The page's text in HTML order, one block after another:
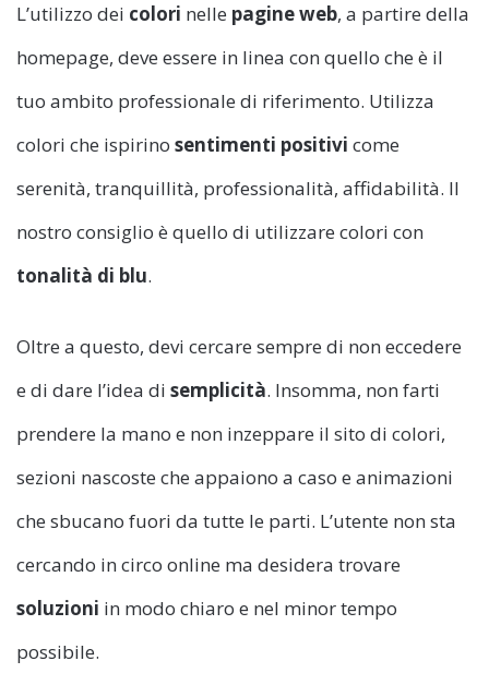
L’utilizzo dei colori nelle pagine web, a partire della
homepage, deve essere in linea con quello che è il
tuo ambito professionale di riferimento. Utilizza
colori che ispirino sentimenti positivi come
serenità, tranquillità, professionalità, affidabilità. Il
nostro consiglio è quello di utilizzare colori con
tonalità di blu.
Oltre a questo, devi cercare sempre di non eccedere
e di dare l’idea di semplicità. Insomma, non farti
prendere la mano e non inzeppare il sito di colori,
sezioni nascoste che appaiono a caso e animazioni
che sbucano fuori da tutte le parti. L’utente non sta
cercando in circo online ma desidera trovare
soluzioni in modo chiaro e nel minor tempo
possibile.